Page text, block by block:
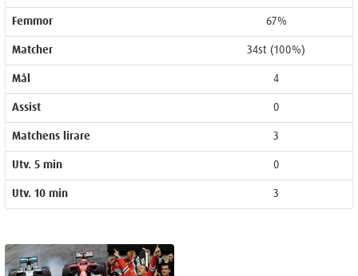
Femmor 67%
Matcher 34st (100%)
Mål 4
Assist 0
Matchens lirare 3
Utv. 5 min 0
Utv. 10 min 3